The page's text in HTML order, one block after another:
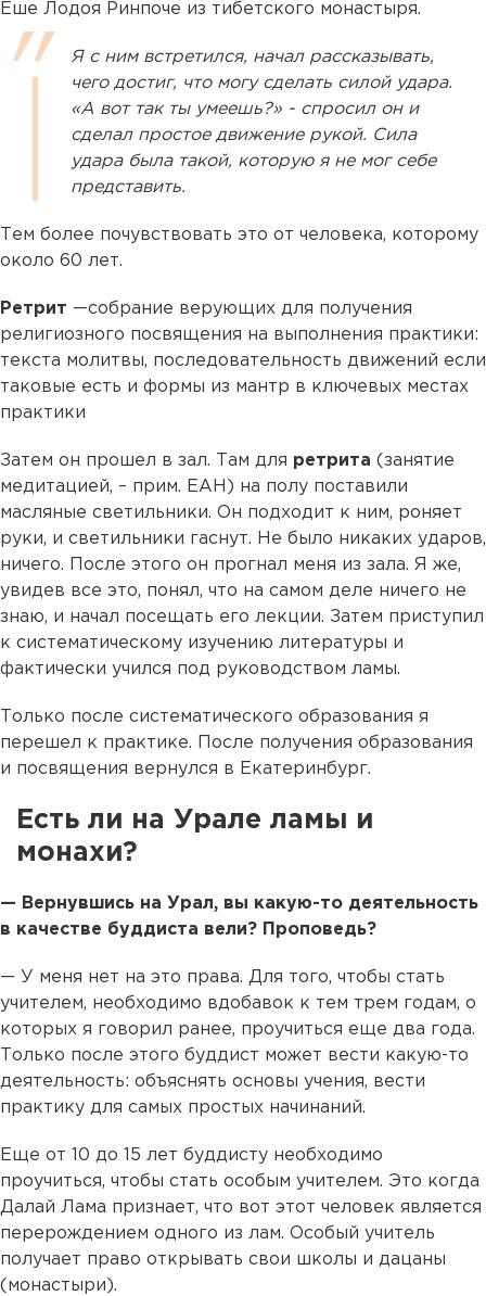
Еше Лодоя Ринпоче из тибетского монастыря.
Я с ним встретился, начал рассказывать,
чего достиг, что могу сделать силой удара.
«А вот так ты умеешь?» - спросил он и
сделал простое движение рукой. Сила
удара была такой, которую я не мог себе
представить.
Тем более почувствовать это от человека, которому
около 60 лет.
Ретрит —собрание верующих для получения
религиозного посвящения на выполнения практики:
текста молитвы, последовательность движений если
таковые есть и формы из мантр в ключевых местах
практики
Затем он прошел в зал. Там для ретрита (занятие
медитацией, – прим. ЕАН) на полу поставили
масляные светильники. Он подходит к ним, роняет
руки, и светильники гаснут. Не было никаких ударов,
ничего. После этого он прогнал меня из зала. Я же,
увидев все это, понял, что на самом деле ничего не
знаю, и начал посещать его лекции. Затем приступил
к систематическому изучению литературы и
фактически учился под руководством ламы.
Только после систематического образования я
перешел к практике. После получения образования
и посвящения вернулся в Екатеринбург.
Есть ли на Урале ламы и
монахи?
— Вернувшись на Урал, вы какую-то деятельность
в качестве буддиста вели? Проповедь?
— У меня нет на это права. Для того, чтобы стать
учителем, необходимо вдобавок к тем трем годам, о
которых я говорил ранее, проучиться еще два года.
Только после этого буддист может вести какую-то
деятельность: объяснять основы учения, вести
практику для самых простых начинаний.
Еще от 10 до 15 лет буддисту необходимо
проучиться, чтобы стать особым учителем. Это когда
Далай Лама признает, что вот этот человек является
перерождением одного из лам. Особый учитель
получает право открывать свои школы и дацаны
(монастыри).